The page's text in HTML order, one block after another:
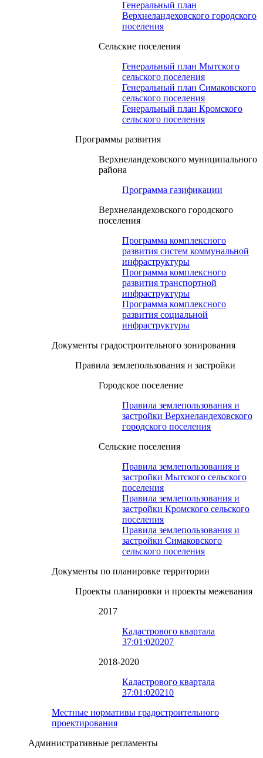
Генеральный план
Верхнеландеховского городского
поселения
Сельские поселения
Генеральный план Мытского
сельского поселения
Генеральный план Симаковского
сельского поселения
Генеральный план Кромского
сельского поселения
Программы развития
Верхнеландеховского муниципального
района
Программа газификации
Верхнеландеховского городского
поселения
Программа комплексного
развития систем коммунальной
инфраструктуры
Программа комплексного
развития транспортной
инфраструктуры
Программа комплексного
развития социальной
инфраструктуры
Документы градостроительного зонирования
Правила землепользования и застройки
Городское поселение
Правила землепользования и
застройки Верхнеландеховского
городского поселения
Сельские поселения
Правила землепользования и
застройки Мытского сельского
поселения
Правила землепользования и
застройки Кромского сельского
поселения
Правила землепользования и
застройки Симаковского
сельского поселения
Документы по планировке территории
Проекты планировки и проекты межевания
2017
Кадастрового квартала
37:01:020207
2018-2020
Кадастрового квартала
37:01:020210
Местные нормативы градостроительного
проектирования
Административные регламенты